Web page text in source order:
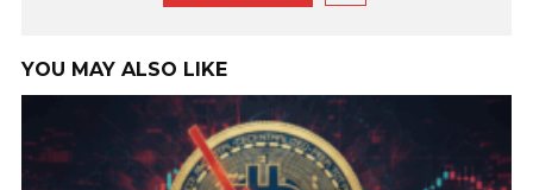
YOU MAY ALSO LIKE